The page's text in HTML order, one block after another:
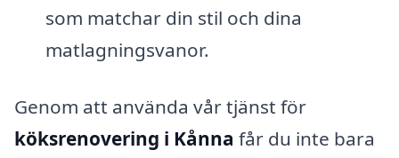
som matchar din stil och dina
matlagningsvanor.
Genom att använda vår tjänst för
köksrenovering i Kånna får du inte bara